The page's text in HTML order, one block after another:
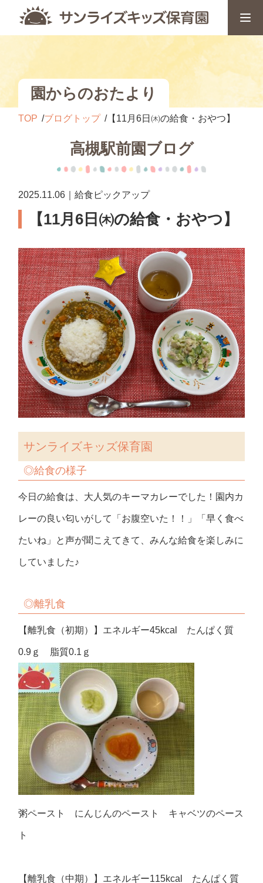
園からのおたより
TOP ブログトップ 【11月6日㈭の給食・おやつ】
高槻駅前園ブログ
2025.11.06｜給食ピックアップ
【11月6日㈭の給食・おやつ】
サンライズキッズ保育園
◎給食の様子
今日の給食は、大人気のキーマカレーでした！園内カ
レーの良い匂いがして「お腹空いた！！」「早く食べ
たいね」と声が聞こえてきて、みんな給食を楽しみに
していました♪
◎離乳食
【離乳食（初期）】エネルギー45kcal たんぱく質
0.9ｇ 脂質0.1ｇ
粥ペースト にんじんのペースト キャベツのペース
ト
【離乳食（中期）】エネルギー115kcal たんぱく質